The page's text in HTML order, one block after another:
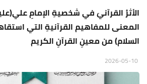
الأثرُ القرآنيَ في شخصيةِ الإمامِ
المعنى للمفاهيم القرآنيةِ التي
السلام) من معينِ القرآنِ الكريم